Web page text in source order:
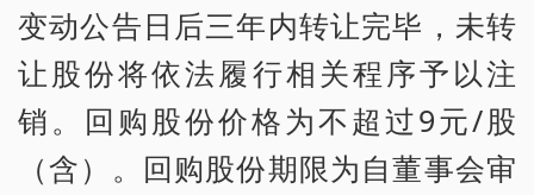
变动公告日后三年内转让完毕，未转
让股份将依法履行相关程序予以注
销。回购股份价格为不超过9元/股
（含）。回购股份期限为自董事会审